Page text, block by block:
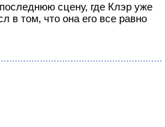
сцену, где Клэр уже
в том, что она его все равно